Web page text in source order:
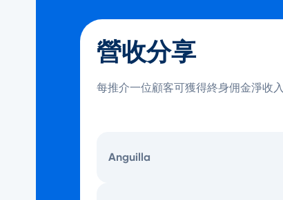
營收分享
每推介一位顧客可獲得終身佣金淨收入
Anguilla